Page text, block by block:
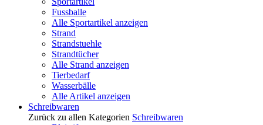
Fussballe
Alle Sportartikel anzeigen
Strand
Strandstuehle
Strandtücher
Alle Strand anzeigen
Tierbedarf
Wasserbälle
Alle Artikel anzeigen
Schreibwaren
Zurück zu allen Kategorien Schreibwaren